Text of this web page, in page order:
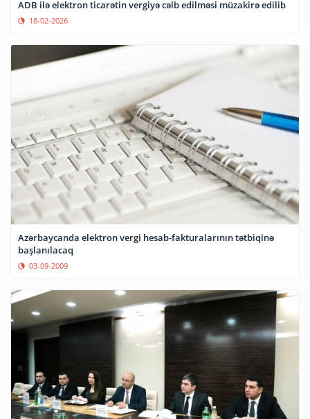
ADB ilə elektron ticarətin vergiyə cəlb edilməsi müzakirə edilib
18-02-2026
Azərbaycanda elektron vergi hesab-fakturalarının tətbiqinə
başlanılacaq
03-09-2009